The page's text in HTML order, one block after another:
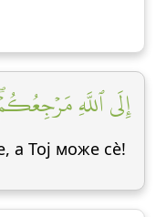
إِلَى ٱللَّهِ
а Тој може сè!